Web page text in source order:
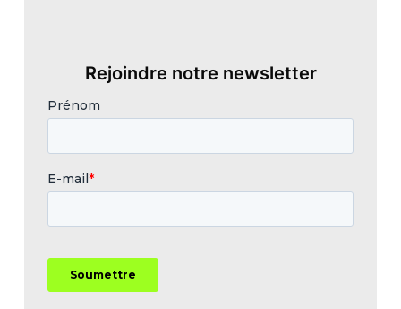
Rejoindre notre newsletter